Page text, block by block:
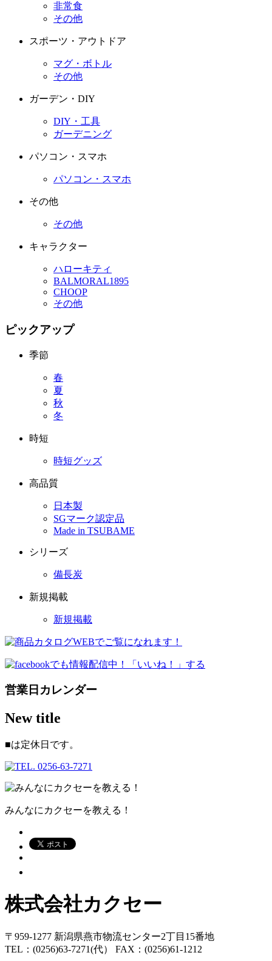
非常食
その他
スポーツ・アウトドア
マグ・ボトル
その他
ガーデン・DIY
DIY・工具
ガーデニング
パソコン・スマホ
パソコン・スマホ
その他
その他
キャラクター
ハローキティ
BALMORAL1895
CHOOP
その他
ピックアップ
季節
春
夏
秋
冬
時短
時短グッズ
高品質
日本製
SGマーク認定品
Made in TSUBAME
シリーズ
備長炭
新規掲載
新規掲載
営業日カレンダー
New title
■は定休日です。
みんなにカクセーを教える！
株式会社カクセー
〒959-1277 新潟県燕市物流センター2丁目15番地
TEL：(0256)63-7271(代） FAX：(0256)61-1212